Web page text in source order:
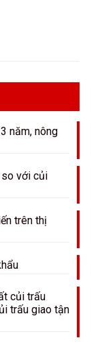
năm, nông
với củi
trên thị
củi trấu
trấu giao tận